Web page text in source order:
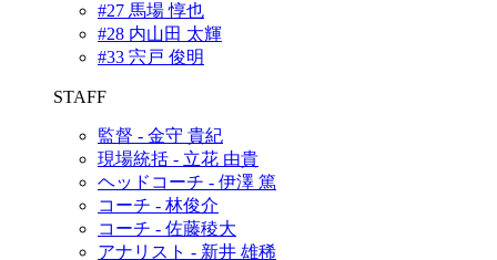
#27 馬場 惇也
#28 内山田 太輝
#33 宍戸 俊明
STAFF
監督 - 金守 貴紀
現場統括 - 立花 由貴
ヘッドコーチ - 伊澤 篤
コーチ - 林俊介
コーチ - 佐藤稜大
アナリスト - 新井 雄稀